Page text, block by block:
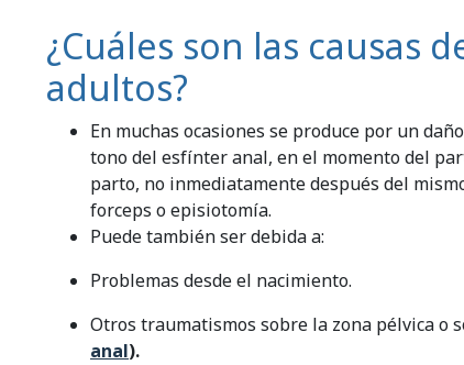
¿Cuáles son las causas
adultos?
En muchas ocasiones se produce por un
tono del esfínter anal, en el momento del
parto, no inmediatamente después del
forceps o episiotomía.
Puede también ser debida a:
Problemas desde el nacimiento.
Otros traumatismos sobre la zona pélvica o
anal).